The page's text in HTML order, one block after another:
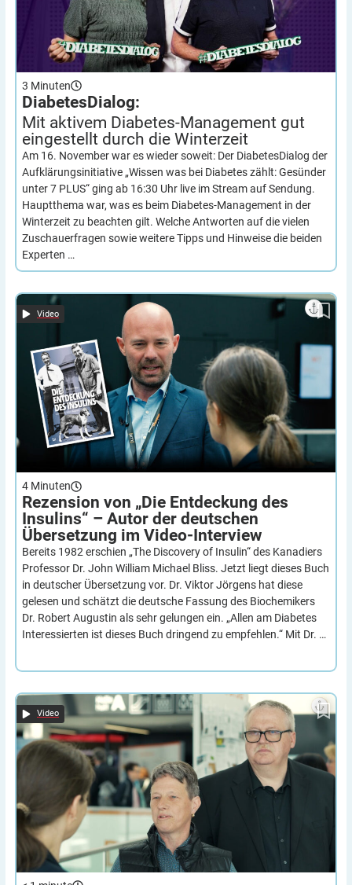
3 Minuten
DiabetesDialog:
Mit aktivem Diabetes-Management gut
eingestellt durch die Winterzeit
Am 16. November war es wieder soweit: Der DiabetesDialog der
Aufklärungsinitiative „Wissen was bei Diabetes zählt: Gesünder
unter 7 PLUS“ ging ab 16:30 Uhr live im Stream auf Sendung.
Hauptthema war, was es beim Diabetes-Management in der
Winterzeit zu beachten gilt. Welche Antworten auf die vielen
Zuschauerfragen sowie weitere Tipps und Hinweise die beiden
Experten …
Rezension von „Die Entdeckung des Insulins“ – Autor der
deutschen Übersetzung im Video-Interview
Video
4 Minuten
Rezension von „Die Entdeckung des
Insulins“ – Autor der deutschen
Übersetzung im Video-Interview
Bereits 1982 erschien „The Discovery of Insulin“ des Kanadiers
Professor Dr. John William Michael Bliss. Jetzt liegt dieses Buch
in deutscher Übersetzung vor. Dr. Viktor Jörgens hat diese
gelesen und schätzt die deutsche Fassung des Biochemikers
Dr. Robert Augustin als sehr gelungen ein. „Allen am Diabetes
Interessierten ist dieses Buch dringend zu empfehlen.“ Mit Dr. …
Dieter Meier und Marion Köstlmeier:
„Wir brauchen die Ärzte und Diabetesberater unbedingt“ |
Video-Reihe mit Selbsthilfe-Aktiven
Video